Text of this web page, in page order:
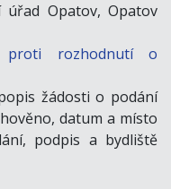
úřad Opatov, Opatov
proti rozhodnutí o
žádosti o podání
datum a místo
podpis a bydliště